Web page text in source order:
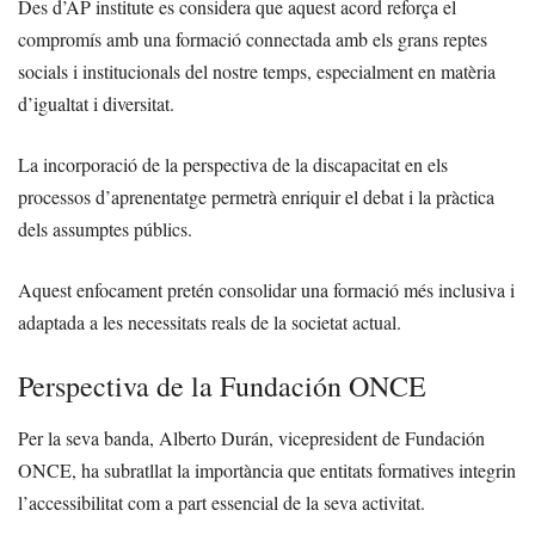
Des d’AP institute es considera que aquest acord reforça el
compromís amb una formació connectada amb els grans reptes
socials i institucionals del nostre temps, especialment en matèria
d’igualtat i diversitat.
La incorporació de la perspectiva de la discapacitat en els
processos d’aprenentatge permetrà enriquir el debat i la pràctica
dels assumptes públics.
Aquest enfocament pretén consolidar una formació més inclusiva i
adaptada a les necessitats reals de la societat actual.
Perspectiva de la Fundación ONCE
Per la seva banda, Alberto Durán, vicepresident de Fundación
ONCE, ha subratllat la importància que entitats formatives integrin
l’accessibilitat com a part essencial de la seva activitat.